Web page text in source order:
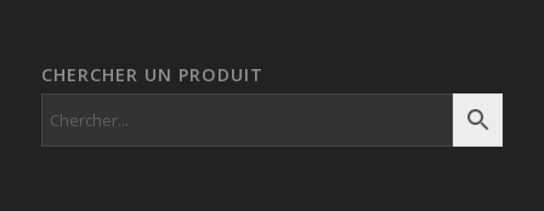
CHERCHER UN PRODUIT